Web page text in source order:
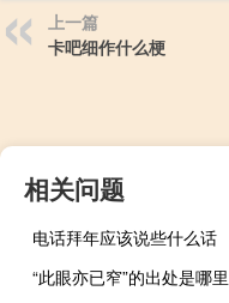
上一篇
卡吧细作什么梗
相关问题
电话拜年应该说些什么话
“此眼亦已窄”的出处是哪里